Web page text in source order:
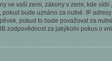
vaší zemi, zákony v zemi, kde sídlí
bude uznáno za nutné. IP
pokud to bude považovat za
zodpovědnost za jakýkoliv pokus o